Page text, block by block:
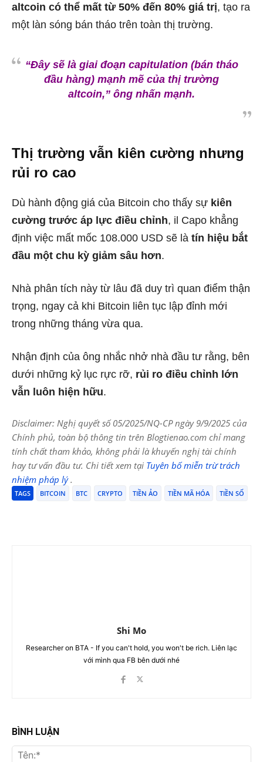
altcoin có thể mất từ 50% đến 80% giá trị, tạo ra
một làn sóng bán tháo trên toàn thị trường.
“Đây sẽ là giai đoạn capitulation (bán tháo
đầu hàng) mạnh mẽ của thị trường
altcoin,” ông nhấn mạnh.
Thị trường vẫn kiên cường nhưng
rủi ro cao
Dù hành động giá của Bitcoin cho thấy sự kiên
cường trước áp lực điều chỉnh, il Capo khẳng
định việc mất mốc 108.000 USD sẽ là tín hiệu bắt
đầu một chu kỳ giảm sâu hơn.
Nhà phân tích này từ lâu đã duy trì quan điểm thận
trọng, ngay cả khi Bitcoin liên tục lập đỉnh mới
trong những tháng vừa qua.
Nhận định của ông nhắc nhở nhà đầu tư rằng, bên
dưới những kỷ lục rực rỡ, rủi ro điều chỉnh lớn
vẫn luôn hiện hữu.
Disclaimer: Nghị quyết số 05/2025/NQ-CP ngày 9/9/2025 của
Chính phủ, toàn bộ thông tin trên Blogtienao.com chỉ mang
tính chất tham khảo, không phải là khuyến nghị tài chính
hay tư vấn đầu tư. Chi tiết xem tại Tuyên bố miễn trừ trách
nhiệm pháp lý.
TAGS BITCOIN BTC CRYPTO TIỀN ẢO TIỀN MÃ HÓA TIỀN SỐ
Shi Mo
Researcher on BTA - If you can't hold, you won't be rich. Liên lạc
với mình qua FB bên dưới nhé
BÌNH LUẬN